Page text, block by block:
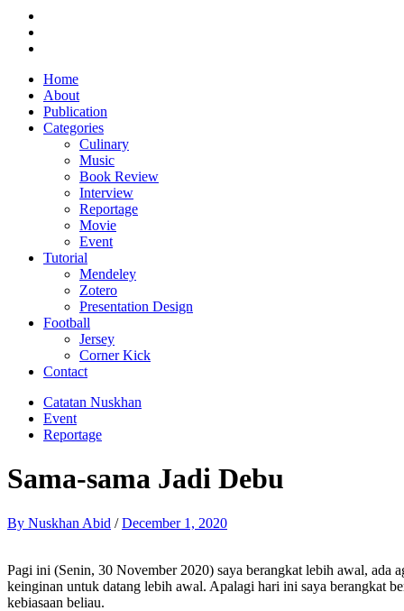
Home
About
Publication
Categories
Culinary
Music
Book Review
Interview
Reportage
Movie
Event
Tutorial
Mendeley
Zotero
Presentation Design
Football
Jersey
Corner Kick
Contact
Catatan Nuskhan
Event
Reportage
Sama-sama Jadi Debu
By Nuskhan Abid /December 1, 2020
Pagi ini (Senin, 30 November 2020) saya berangkat lebih awal, ada
keinginan untuk datang lebih awal. Apalagi hari ini saya berangkat
kebiasaan beliau.